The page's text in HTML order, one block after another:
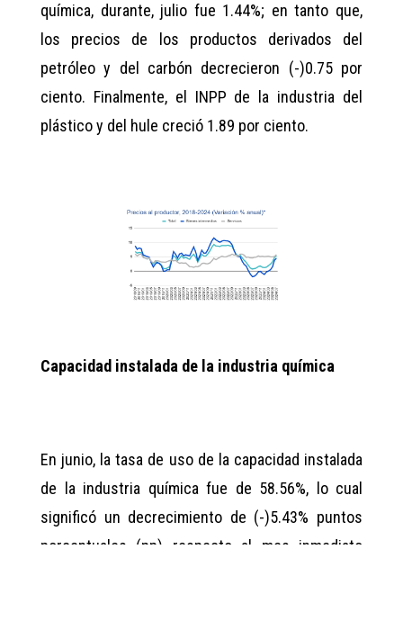
química, durante, julio fue 1.44%; en tanto que,
los precios de los productos derivados del
petróleo y del carbón decrecieron (-)0.75 por
ciento. Finalmente, el INPP de la industria del
plástico y del hule creció 1.89 por ciento.
Capacidad instalada de la industria química
En junio, la tasa de uso de la capacidad instalada
de la industria química fue de 58.56%, lo cual
significó un decrecimiento de (-)5.43% puntos
porcentuales (pp) respecto al mes inmediato